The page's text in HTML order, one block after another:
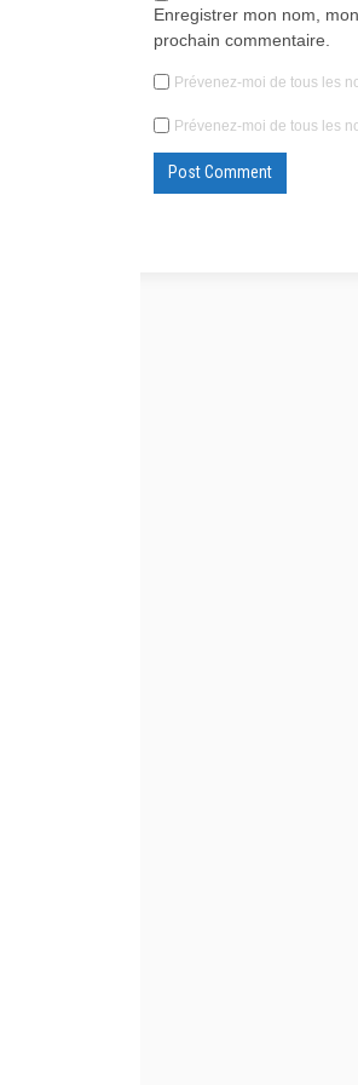
Enregistrer mon nom,
prochain commentaire.
Prévenez-moi de tous les
Prévenez-moi de tous les